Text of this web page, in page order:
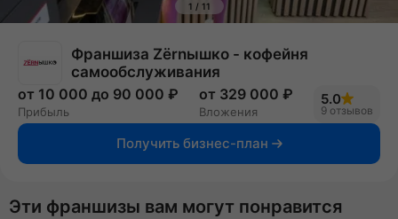
1 / 11
Франшиза Zёrnышко - кофейня
самообслуживания
от 10 000 до 90 000 ₽
Прибыль
от 329 000 ₽
Вложения
5.0
9 отзывов
Получить бизнес-план
Эти франшизы вам могут понравится